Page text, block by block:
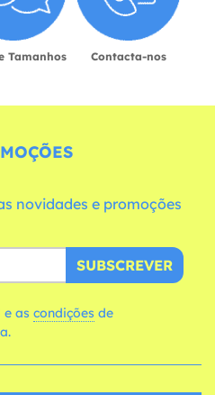
Tamanhos Contacta-nos
novidades e promoções
SUBSCREVER
as condições